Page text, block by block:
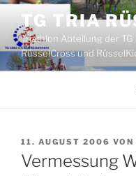
Zum
Inhalt
springen
TG TRIA
Triathlon Abteilung der
RüsselCross und
VERÖFFENTLICHT
AM
11. AUGUST 2006 VON
Vermessung